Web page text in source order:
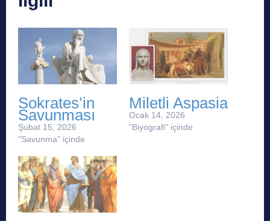
Sokrates’in
Savunması
Şubat 15, 2026
"Savunma" içinde
Miletli Aspasia
Ocak 14, 2026
"Biyografi" içinde